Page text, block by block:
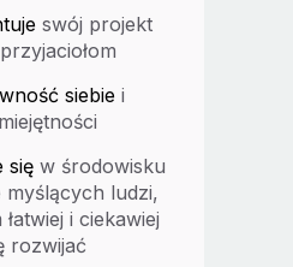
się w środowisku
myślących ludzi,
i ciekawiej
rozwijać
swój projekt
siebie i